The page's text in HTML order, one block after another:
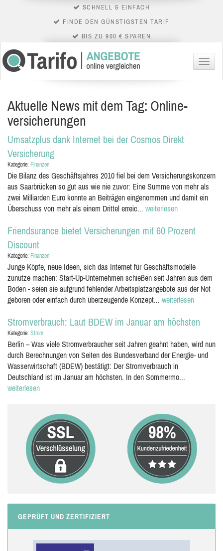
SCHNELL & EINFACH
FINDE DEN GÜNSTIGSTEN TARIF
BIS ZU 900 € SPAREN
Menü
Aktuelle News mit dem Tag: Online-
versicherungen
Umsatzplus dank Internet bei der Cosmos Direkt
Versicherung
Kategorie: Finanzen
Die Bilanz des Geschäftsjahres 2010 fiel bei dem Versicherungskonzern
aus Saarbrücken so gut aus wie nie zuvor: Eine Summe von mehr als
zwei Milliarden Euro konnte an Beiträgen eingenommen und damit ein
Überschuss von mehr als einem Drittel erreic... weiterlesen
Friendsurance bietet Versicherungen mit 60 Prozent
Discount
Kategorie: Finanzen
Junge Köpfe, neue Ideen, sich das Internet für Geschäftsmodelle
zunutze machen: Start-Up-Unternehmen schießen seit Jahren aus dem
Boden - seien sie aufgrund fehlender Arbeitsplatzangebote aus der Not
geboren oder einfach durch überzeugende Konzept... weiterlesen
Stromverbrauch: Laut BDEW im Januar am höchsten
Kategorie: Strom
Berlin – Was viele Stromverbraucher seit Jahren geahnt haben, wird nun
durch Berechnungen von Seiten des Bundesverband der Energie- und
Wasserwirtschaft (BDEW) bestätigt: Der Stromverbrauch in
Deutschland ist im Januar am höchsten. In den Sommermo...
weiterlesen
GEPRÜFT UND ZERTIFIZIERT